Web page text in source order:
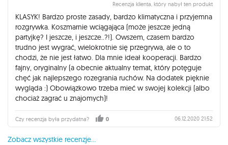
Recenzja klienta, który nabył ten produkt
KLASYK! Bardzo proste zasady, bardzo klimatyczna i przyjemna
rozgrywka. Koszmarnie wciągająca (może jeszcze jedną
partyjkę? I jeszcze, i jeszcze..?!). Owszem, czasem bardzo
trudno jest wygrać, wielokrotnie się przegrywa, ale o to
chodzi, że nie jest łatwo. Dla mnie ideał kooperacji. Bardzo
fajny, oryginalny (a obecnie aktualny temat, który potęguje
chęć jak najlepszego rozegrania ruchów. Na dodatek pięknie
wygląda :) Obowiązkowo trzeba mieć w swojej kolekcji (albo
chociaż zagrać u znajomych)!
Czy recenzja była przydatna? 0 06.12.2020 21:52
Zobacz wszystkie recenzje...